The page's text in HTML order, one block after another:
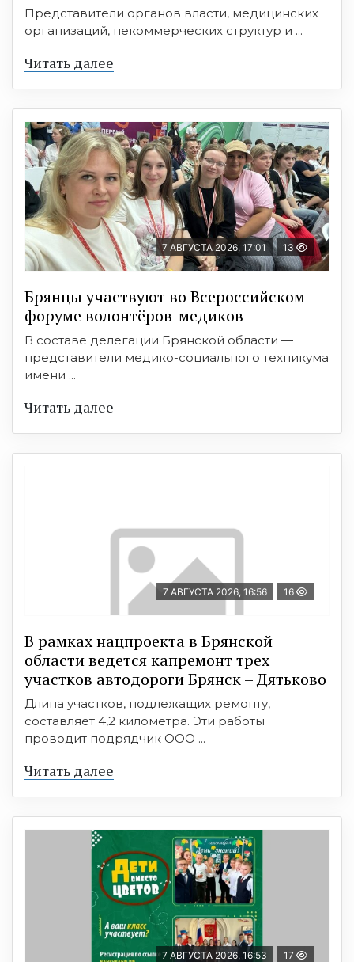
Представители органов власти, медицинских
организаций, некоммерческих структур и ...
Читать далее
7 АВГУСТА 2026, 17:01 13
Брянцы участвуют во Всероссийском
форуме волонтёров-медиков
В составе делегации Брянской области —
представители медико-социального техникума
имени ...
Читать далее
7 АВГУСТА 2026, 16:56 16
В рамках нацпроекта в Брянской
области ведется капремонт трех
участков автодороги Брянск – Дятьково
Длина участков, подлежащих ремонту,
составляет 4,2 километра. Эти работы
проводит подрядчик ООО ...
Читать далее
7 АВГУСТА 2026, 16:53 17